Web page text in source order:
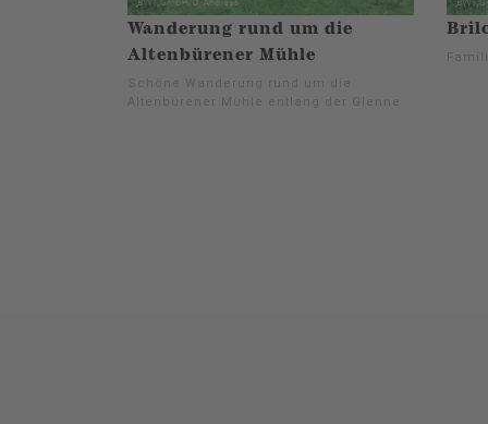
Wanderung rund um die
Altenbürener Mühle
Schöne Wanderung rund um die
Altenbürener Mühle entlang der Glenne